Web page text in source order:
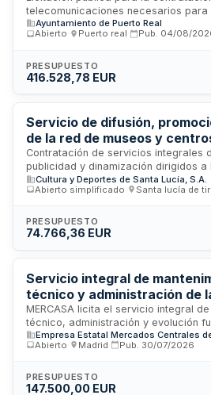
telecomunicaciones necesarios para
integral de todas las dependencias y
del Ayuntamiento de Puerto Real. El
infraestructuras de comunicaciones
conectividad y operatividad de los
continua de los servicios de
diferentes edificios y dependencias
Ayuntamiento de Puerto Real
Abierto
Puerto real Pub. 04/08/
PRESUPUESTO
416.528,78 EUR
Servicio de difusión,
de la red de museos y
interpretación de Santa
Contratación de servicios integrales
publicidad y dinamización dirigidos a
centros de interpretación del
Tirajana. El servicio comprende
desarrollo web y organización de
facilitar el acceso del público a las
Cultura y Deportes de Santa Lucía, S.A.
Abierto simplificado
Santa lucía de
PRESUPUESTO
74.766,36 EUR
Servicio integral de
técnico y administración de
corporativa de MERCASA
MERCASA licita el servicio integral
técnico, administración y evolución
plataforma web corporativa, que
principal www.mercasa.es, sitios
documentación. El contrato se rige
del Sector Público y se tramita
Abierto
Madrid Pub. 30/07/2026
PRESUPUESTO
147.500,00 EUR